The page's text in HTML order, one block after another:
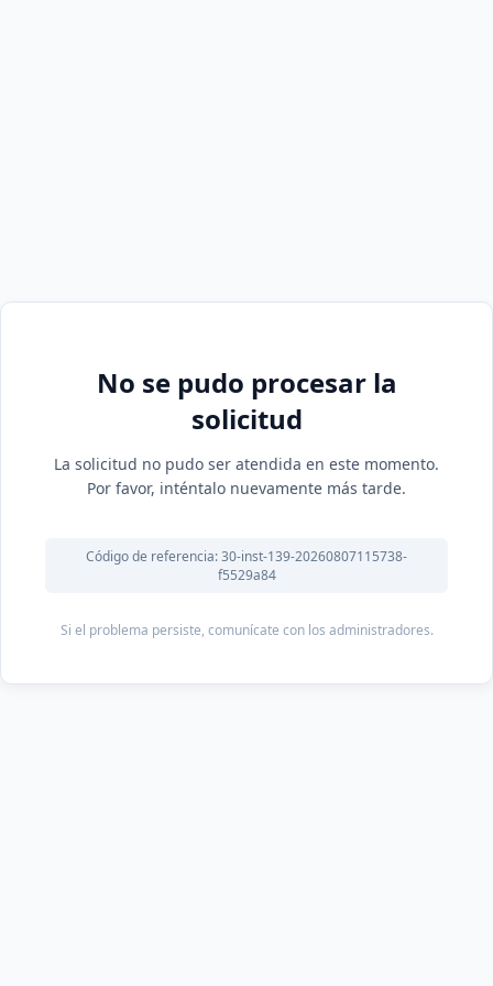
No se pudo procesar la
solicitud
La solicitud no pudo ser atendida en este momento.
Por favor, inténtalo nuevamente más tarde.
Código de referencia: 30-inst-139-20260807115738-
f5529a84
Si el problema persiste, comunícate con los administradores.